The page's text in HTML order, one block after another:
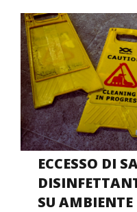
ECCESSO DI
SU AMBIENTE